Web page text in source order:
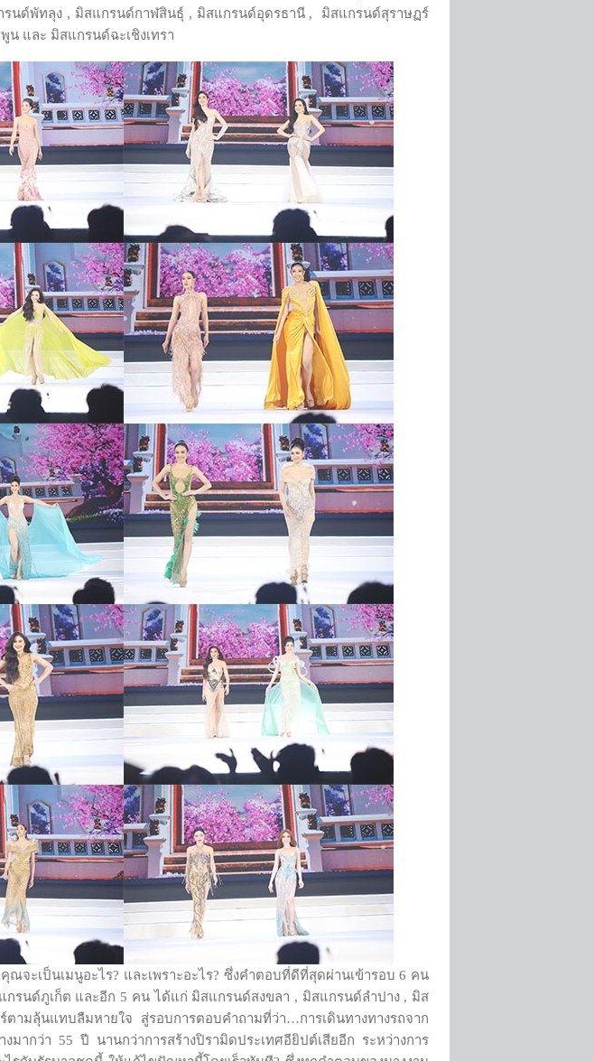
นด์พัทลุง , มิสแกรนด์กาฬสินธุ์ , มิสแกรนด์อุดรธานี , มิสแกรนด์สุราษฏร์
และ มิสแกรนด์ฉะเชิงเทรา
จะเป็นเมนูอะไร? และเพราะอะไร? ซึ่งคำตอบที่ดีที่สุดผ่านเข้ารอบ 6 คน
รนด์ภูเก็ต และอีก 5 คน ได้แก่ มิสแกรนด์สงขลา , มิสแกรนด์ลำปาง , มิส
ลุ้นแทบลืมหายใจ สู่รอบการตอบคำถามที่ว่า…การเดินทางทางรถจาก
ากว่า 55 ปี นานกว่าการสร้างปิรามิดประเทศอียิปต์เสียอีก ระหว่างการ